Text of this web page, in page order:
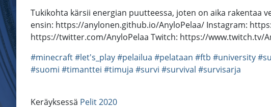
Tukikohta kärsii energian puutteessa, joten on aika rakentaa
ensin: https://anylonen.github.io/AnyloPelaa/ Instagram:
https://twitter.com/AnyloPelaa Twitch: https://www.twitch.tv/
#minecraft#let's_play#pelailua #pelataan #ftb #university
#suomi #timanttei #timuja #survi #survival #survisarja
Keräyksessä Pelit 2020